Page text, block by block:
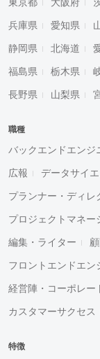
兵庫県 愛知県
静岡県 北海道
福島県 栃木県
長野県 山梨県
職種
バックエンドエンジ
広報 データサイ
プランナー・ディレ
プロジェクトマネー
編集・ライター
フロントエンドエン
経営陣・コーポレー
カスタマーサクセス
特徴